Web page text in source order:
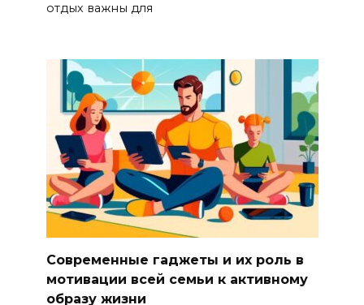
отдых важны для
Современные гаджеты и их роль в
мотивации всей семьи к активному
образу жизни